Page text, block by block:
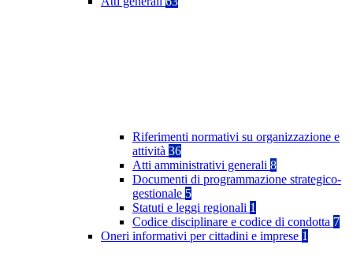
Riferimenti normativi su organizzazione e
attività 36
Atti amministrativi generali 8
Documenti di programmazione strategico-
gestionale 5
Statuti e leggi regionali 1
Codice disciplinare e codice di condotta 7
Oneri informativi per cittadini e imprese 1